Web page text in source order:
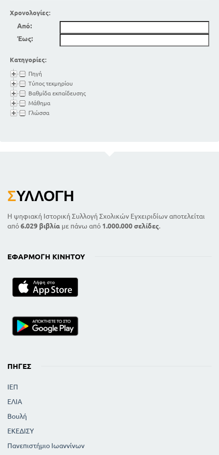
Χρονολογίες:
Από:
Έως:
Κατηγορίες:
Πηγή
Τύπος τεκμηρίου
Βαθμίδα εκπαίδευσης
Μάθημα
Γλώσσα
ΣΥΛΛΟΓΉ
Η ψηφιακή Ιστορική Συλλογή Σχολικών Εγχειριδίων αποτελείται
από6.029 βιβλία με πάνω από 1.000.000 σελίδες.
ΕΦΑΡΜΟΓΉ ΚΙΝΗΤΟΎ
ΠΗΓΈΣ
ΙΕΠ
ΕΛΙΑ
Βουλή
ΕΚΕΔΙΣΥ
Πανεπιστήμιο Ιωαννίνων